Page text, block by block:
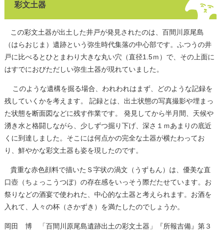
彩文土器
この彩文土器が出土した井戸が発見されたのは、百間川原尾島
（はらおじま）遺跡という弥生時代集落の中心部です。ふつうの井
戸に比べるとひとまわり大きな丸い穴（直径1.5ｍ）で、その上面に
はすでにおびただしい弥生土器が現れていました。
このような遺構を掘る場合、われわれはまず、どのような記録を
残していくかを考えます。 記録とは、出土状態の写真撮影や埋まっ
た状態を断面図などに残す作業です。 発見してから半月間、天候や
湧き水と格闘しながら、少しずつ掘り下げ、深さ１ｍあまりの底近
くに到達しました。そこには何点かの完全な土器が横たわってお
り、鮮やかな彩文土器も姿を現したのです。
貴重な赤色顔料で描いたＳ字状の渦文（うずもん）は、優美な直
口壺（ちょっこうつぼ）の存在感をいっそう際だたせています。お
祭りなどの酒宴で使われた、中心的な土器と考えられます。お酒を
入れて、人々の杯（さかずき）を満たしたのでしょうか。
岡田 博 「百間川原尾島遺跡出土の彩文土器」『所報吉備』第３